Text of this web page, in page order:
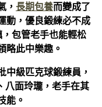
， 長期包養而變成了
動，優良鍛練必不成
包管老手也能輕松
略此中樂趣。
中級匹克球鍛練員，
八面玲瓏，老手在其
能。